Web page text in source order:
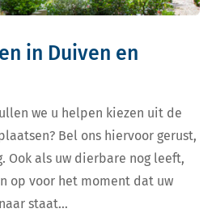
in Duiven en
we u helpen kiezen uit de
Bel ons hiervoor gerust,
Ook als uw dierbare nog leeft,
op voor het moment dat uw
staat…